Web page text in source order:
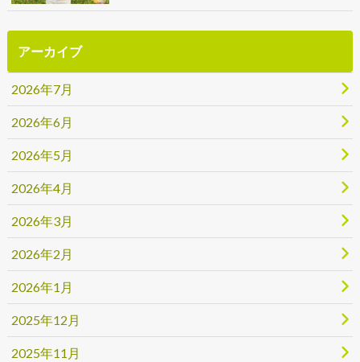
アーカイブ
2026年7月
2026年6月
2026年5月
2026年4月
2026年3月
2026年2月
2026年1月
2025年12月
2025年11月